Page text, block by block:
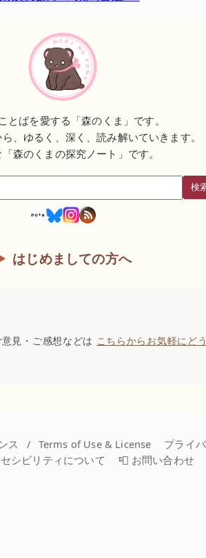
ばを愛する「森のくま」です。
、ゆるく、深く、読み解いていきます。
森のくまの探究ノート」です。
検
はじめましての方へ
見・ご感想などは こちらからお気軽にど
ス / Terms of Use & License
プライバ
シビリティについて 📮 お問い合わせ